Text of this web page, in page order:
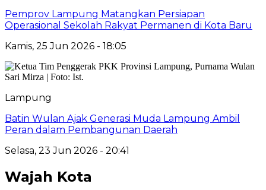
Pemprov Lampung Matangkan Persiapan
Operasional Sekolah Rakyat Permanen di Kota Baru
Kamis, 25 Jun 2026 - 18:05
Lampung
Batin Wulan Ajak Generasi Muda Lampung Ambil
Peran dalam Pembangunan Daerah
Selasa, 23 Jun 2026 - 20:41
Wajah Kota